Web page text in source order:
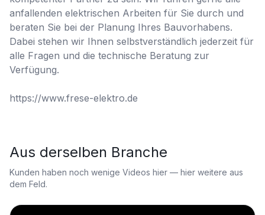
anfallenden elektrischen Arbeiten für Sie durch und
beraten Sie bei der Planung Ihres Bauvorhabens.
Dabei stehen wir Ihnen selbstverständlich jederzeit für
alle Fragen und die technische Beratung zur
Verfügung.
https://www.frese-elektro.de
Aus derselben Branche
Kunden haben noch wenige Videos hier — hier weitere aus
dem Feld.